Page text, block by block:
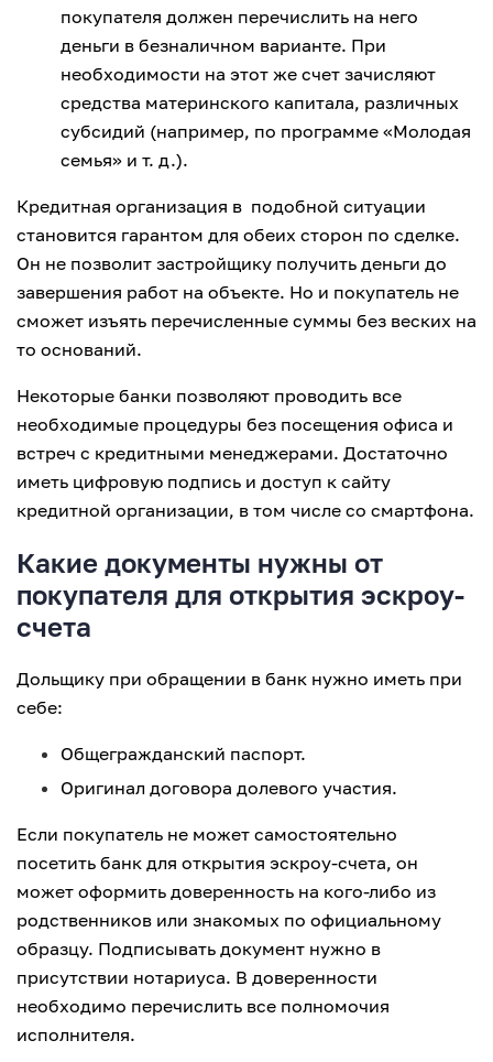
покупателя должен перечислить на него
деньги в безналичном варианте. При
необходимости на этот же счет зачисляют
средства материнского капитала, различных
субсидий (например, по программе «Молодая
семья» и т. д.).
Кредитная организация в подобной ситуации
становится гарантом для обеих сторон по сделке.
Он не позволит застройщику получить деньги до
завершения работ на объекте. Но и покупатель не
сможет изъять перечисленные суммы без веских на
то оснований.
Некоторые банки позволяют проводить все
необходимые процедуры без посещения офиса и
встреч с кредитными менеджерами. Достаточно
иметь цифровую подпись и доступ к сайту
кредитной организации, в том числе со смартфона.
Какие документы нужны от
покупателя для открытия эскроу-
счета
Дольщику при обращении в банк нужно иметь при
себе:
Общегражданский паспорт.
Оригинал договора долевого участия.
Если покупатель не может самостоятельно
посетить банк для открытия эскроу-счета, он
может оформить доверенность на кого-либо из
родственников или знакомых по официальному
образцу. Подписывать документ нужно в
присутствии нотариуса. В доверенности
необходимо перечислить все полномочия
исполнителя.